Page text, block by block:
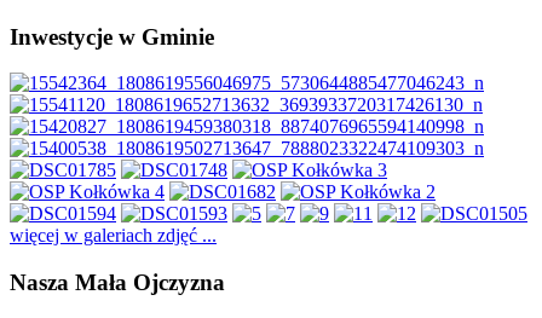
Inwestycje w Gminie
więcej w galeriach zdjęć ...
Nasza Mała Ojczyzna